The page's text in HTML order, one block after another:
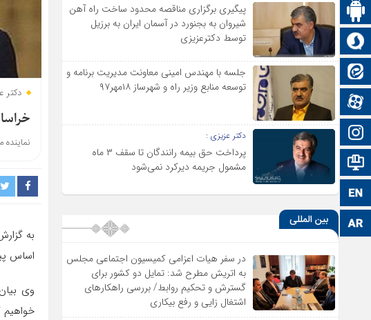
اپلیکیشن سایت
سروش
ایتا
اینستاگرام
اطلاعات سایت
زبان انگلیسی
زبان عربی
دکتر
خراسان
نماینده
به
اساس
خواهیم
پیگیری برگزاری مناقصه محدود ساخت راه آهن
شیروان به بجنورد در آسمان ایران به برزیل
توسط دکترعزیزی
جلسه با مهندس امینی معاونت مدیریت برنامه و
توسعه منابع وزیر راه و شهرساز ۱۸مهر۹۷
دکتر عزیزی :
پرداخت حق بیمه رانندگان تا سقف ۳ ماه
مشمول جریمه دیرکرد نمی‌شود
بین المللی
در سفر هیات اعزامی کمیسیون اجتماعی مجلس
به اتریش مطرح شد: تمایل دو کشور برای
گسترش و تحکیم روابط/ بررسی راهکارهای
اشتغال زایی و رفع بیکاری